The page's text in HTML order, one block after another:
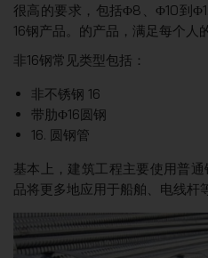
很高的要求，包括Φ8、Φ10到
16钢产品。的产品，满足每个人
非16钢常见类型包括：
非不锈钢 16
带肋Φ16圆钢
16. 圆钢管
基本上，建筑工程主要使用普
品将更多地应用于船舶、电线杆